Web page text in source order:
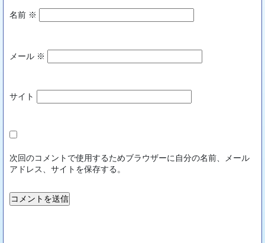
名前 ※
メール ※
サイト
次回のコメントで使用するためブラウザーに自分の名前、メール
アドレス、サイトを保存する。